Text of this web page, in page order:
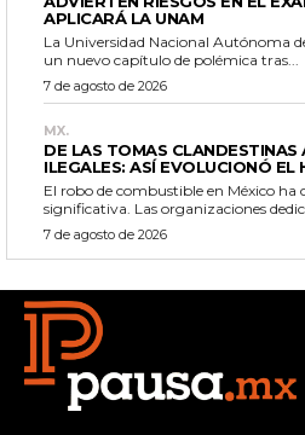
APLICARÁ LA UNAM
La Universidad Nacional Autónoma
un nuevo capítulo de polémica tras...
7 de agosto de 2026
MX.
DE LAS TOMAS CLANDESTINAS
ILEGALES: ASÍ EVOLUCIONÓ EL
El robo de combustible en México ha
significativa. Las organizaciones
7 de agosto de 2026